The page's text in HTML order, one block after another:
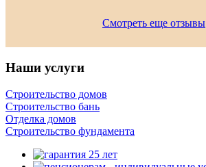
Смотреть еще отзывы
Наши услуги
Строительство домов
Строительство бань
Отделка домов
Строительство фундамента